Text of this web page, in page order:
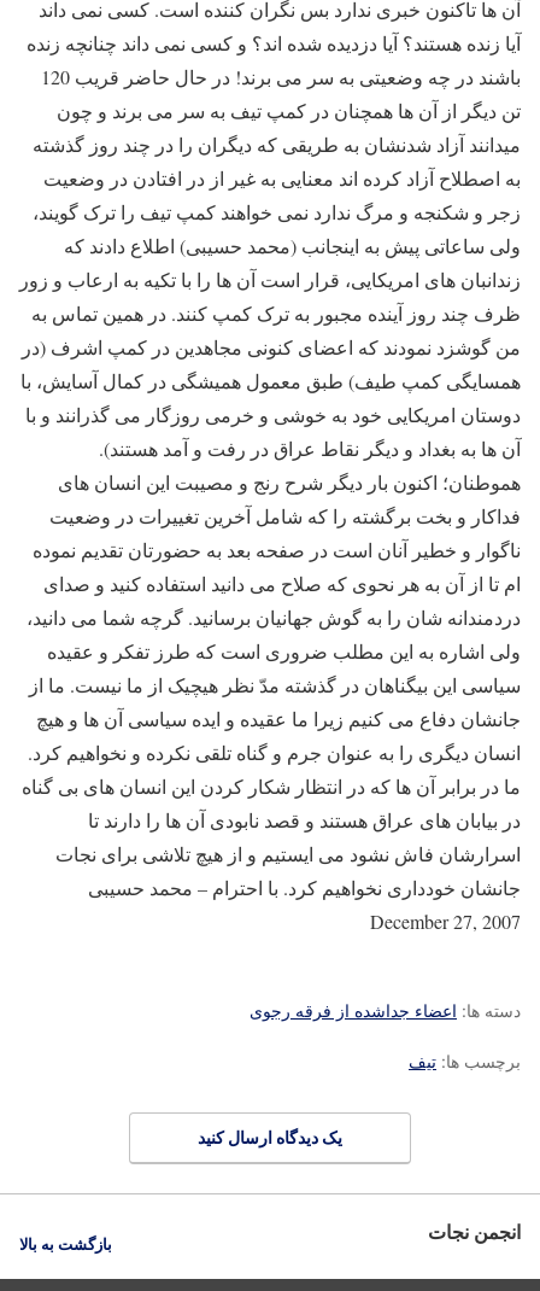
آن ها تاکنون خبری ندارد بس نگران کننده است. کسی نمی داند
آیا زنده هستند؟ آیا دزدیده شده اند؟ و کسی نمی داند چنانچه زنده
باشند در چه وضعیتی به سر می برند! در حال حاضر قریب 120
تن دیگر از آن ها همچنان در کمپ تیف به سر می برند و چون
میدانند آزاد شدنشان به طریقی که دیگران را در چند روز گذشته
به اصطلاح آزاد کرده اند معنایی به غیر از در افتادن در وضعیت
زجر و شکنجه و مرگ ندارد نمی خواهند کمپ تیف را ترک گویند،
ولی ساعاتی پیش به اینجانب (محمد حسیبی) اطلاع دادند که
زندانبان های امریکایی، قرار است آن ها را با تکیه به ارعاب و زور
ظرف چند روز آینده مجبور به ترک کمپ کنند. در همین تماس به
من گوشزد نمودند که اعضای کنونی مجاهدین در کمپ اشرف (در
همسایگی کمپ طیف) طبق معمول همیشگی در کمال آسایش، با
دوستان امریکایی خود به خوشی و خرمی روزگار می گذرانند و با
آن ها به بغداد و دیگر نقاط عراق در رفت و آمد هستند).
هموطنان؛ اکنون بار دیگر شرح رنج و مصیبت این انسان های
فداکار و بخت برگشته را که شامل آخرین تغییرات در وضعیت
ناگوار و خطیر آنان است در صفحه بعد به حضورتان تقدیم نموده
ام تا از آن به هر نحوی که صلاح می دانید استفاده کنید و صدای
دردمندانه شان را به گوش جهانیان برسانید. گرچه شما می دانید،
ولی اشاره به این مطلب ضروری است که طرز تفکر و عقیده
سیاسی این بیگناهان در گذشته مدّ نظر هیچیک از ما نیست. ما از
جانشان دفاع می کنیم زیرا ما عقیده و ایده سیاسی آن ها و هیچ
انسان دیگری را به عنوان جرم و گناه تلقی نکرده و نخواهیم کرد.
ما در برابر آن ها که در انتظار شکار کردن این انسان های بی گناه
در بیابان های عراق هستند و قصد نابودی آن ها را دارند تا
اسرارشان فاش نشود می ایستیم و از هیچ تلاشی برای نجات
جانشان خودداری نخواهیم کرد. با احترام – محمد حسیبی
December 27, 2007
دسته ها: اعضاء جداشده از فرقه رجوی
برچسب ها: تیف
یک دیدگاه ارسال کنید
انجمن نجات بازگشت به بالا